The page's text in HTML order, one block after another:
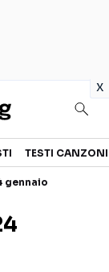
x
TESTI CANZONI
gennaio